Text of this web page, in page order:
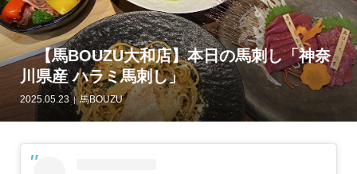
【馬BOUZU大和店】本日の馬刺し「神奈
川県産 ハラミ馬刺し」
2025.05.23 馬BOUZU